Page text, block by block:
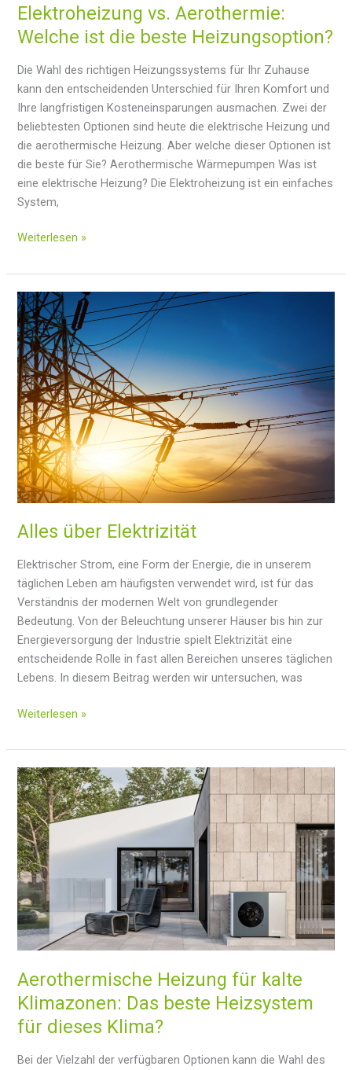
Elektroheizung vs. Aerothermie:
Welche ist die beste Heizungsoption?
Die Wahl des richtigen Heizungssystems für Ihr Zuhause
kann den entscheidenden Unterschied für Ihren Komfort und
Ihre langfristigen Kosteneinsparungen ausmachen. Zwei der
beliebtesten Optionen sind heute die elektrische Heizung und
die aerothermische Heizung. Aber welche dieser Optionen ist
die beste für Sie? Aerothermische Wärmepumpen Was ist
eine elektrische Heizung? Die Elektroheizung ist ein einfaches
System,
Elektroheizung
Aerothermie:
Welche
ist
die
beste
Heizungsoption?
Weiterlesen »
Alles über Elektrizität
Elektrischer Strom, eine Form der Energie, die in unserem
täglichen Leben am häufigsten verwendet wird, ist für das
Verständnis der modernen Welt von grundlegender
Bedeutung. Von der Beleuchtung unserer Häuser bis hin zur
Energieversorgung der Industrie spielt Elektrizität eine
entscheidende Rolle in fast allen Bereichen unseres täglichen
Lebens. In diesem Beitrag werden wir untersuchen, was
Alles
Elektrizität
Weiterlesen »
Aerothermische Heizung für kalte
Klimazonen: Das beste Heizsystem
für dieses Klima?
Bei der Vielzahl der verfügbaren Optionen kann die Wahl des